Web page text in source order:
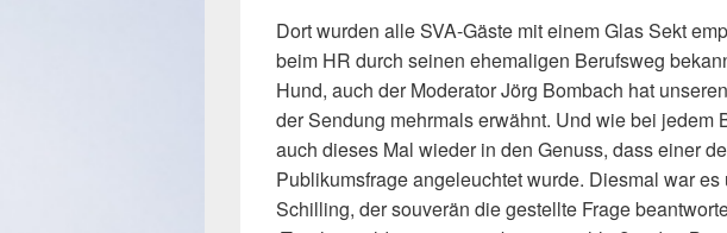
Dort wurden alle SVA-Gäste mit einem Glas Sekt
beim HR durch seinen ehemaligen Berufsweg
Hund, auch der Moderator Jörg Bombach hat
der Sendung mehrmals erwähnt. Und wie bei jedem
auch dieses Mal wieder in den Genuss, dass einer
Publikumsfrage angeleuchtet wurde. Diesmal war
Schilling, der souverän die gestellte Frage